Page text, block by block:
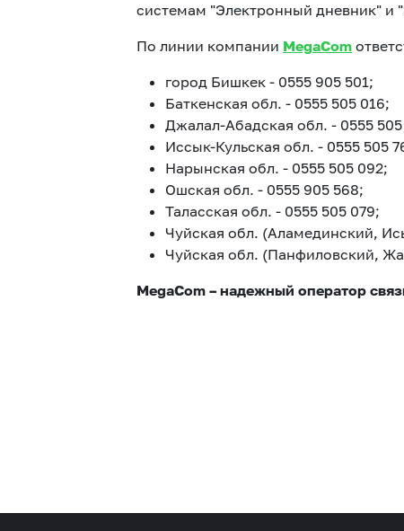
системам "Электронный дневник" и
По линии компании MegaCom
город Бишкек - 0555 905 501;
Баткенская обл. - 0555 505 016;
Джалал-Абадская обл. - 0555
Иссык-Кульская обл. - 0555 505
Нарынская обл. - 0555 505 092;
Ошская обл. - 0555 905 568;
Таласская обл. - 0555 505 079;
Чуйская обл. (Аламединский,
Чуйская обл. (Панфиловский,
MegaCom – надежный оператор